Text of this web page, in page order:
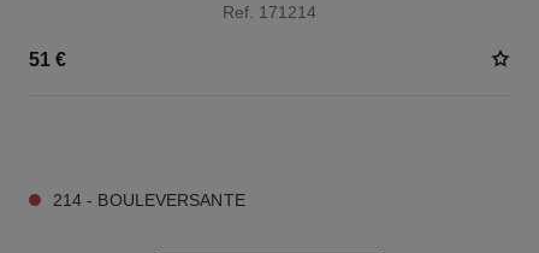
Ref. 171214
51 €
214 - BOULEVERSANTE